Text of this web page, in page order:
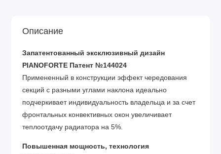
Описание
Запатентованный эксклюзивный дизайн
PIANOFORTE Патент №144024
Примененный в конструкции эффект чередования
секций с разными углами наклона идеально
подчеркивает индивидуальность владельца и за счет
фронтальных конвективных окон увеличивает
теплоотдачу радиатора на 5%.
Повышенная мощность, технология